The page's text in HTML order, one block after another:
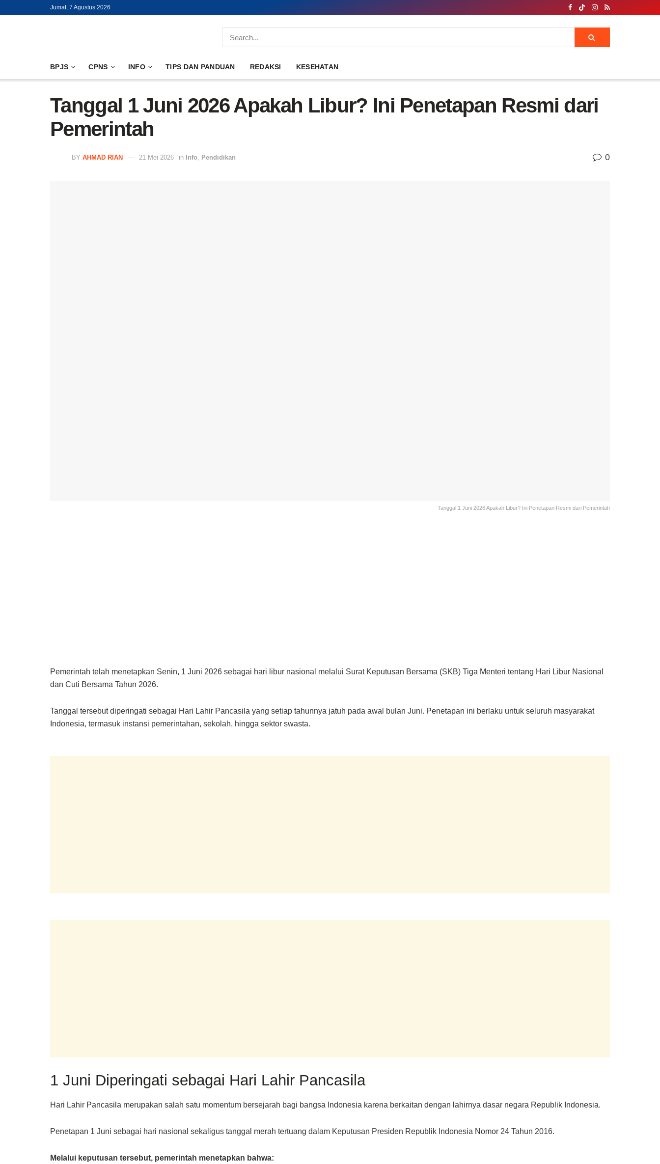
Jumat, 7 Agustus 2026
BPJS CPNS INFO TIPS DAN PANDUAN REDAKSI KESEHATAN
Tanggal 1 Juni 2026 Apakah Libur? Ini Penetapan Resmi dari
Pemerintah
BY AHMAD RIAN 21 Mei 2026 in Info Pendidikan 0
Tanggal 1 Juni 2026 Apakah Libur? Ini Penetapan Resmi dari Pemerintah
Pemerintah telah menetapkan Senin, 1 Juni 2026 sebagai hari libur nasional melalui Surat Keputusan Bersama (SKB) Tiga Menteri tentang Hari Libur Nasional
dan Cuti Bersama Tahun 2026.
Tanggal tersebut diperingati sebagai Hari Lahir Pancasila yang setiap tahunnya jatuh pada awal bulan Juni. Penetapan ini berlaku untuk seluruh masyarakat
Indonesia, termasuk instansi pemerintahan, sekolah, hingga sektor swasta.
1 Juni Diperingati sebagai Hari Lahir Pancasila
Hari Lahir Pancasila merupakan salah satu momentum bersejarah bagi bangsa Indonesia karena berkaitan dengan lahirnya dasar negara Republik Indonesia.
Penetapan 1 Juni sebagai hari nasional sekaligus tanggal merah tertuang dalam Keputusan Presiden Republik Indonesia Nomor 24 Tahun 2016.
Melalui keputusan tersebut, pemerintah menetapkan bahwa: